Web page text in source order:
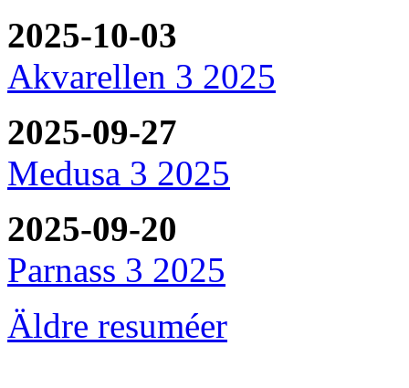
2025-10-03
Akvarellen 3 2025
2025-09-27
Medusa 3 2025
2025-09-20
Parnass 3 2025
Äldre resuméer